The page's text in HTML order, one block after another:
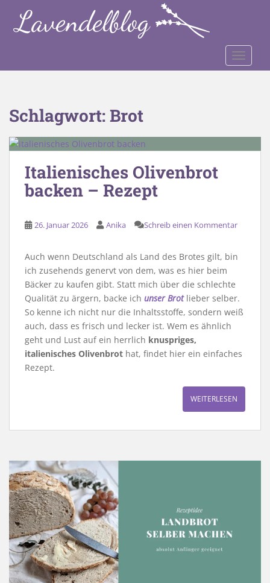
Schlagwort:Brot
Italienisches Olivenbrot
backen – Rezept
26. Januar 2026 Anika Schreib einen Kommentar
Auch wenn Deutschland als Land des Brotes gilt, bin
ich zusehends genervt von dem, was es hier beim
Bäcker zu kaufen gibt. Statt mich über die schlechte
Qualität zu ärgern, backe ich unser Brotlieber selber.
So kenne ich nicht nur die Inhaltsstoffe, sondern weiß
auch, dass es frisch und lecker ist. Wem es ähnlich
geht und Lust auf ein herrlich knuspriges,
italienisches Olivenbrot hat, findet hier ein einfaches
Rezept.
WEITERLESEN